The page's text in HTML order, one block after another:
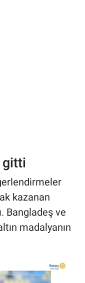
gitti
kazanan
Bangladeş ve
madalyanın